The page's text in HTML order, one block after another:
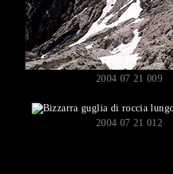
2004 07 21 009
2004 07 21 012